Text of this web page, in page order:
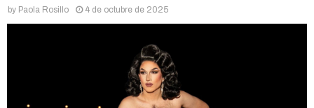
by Paola Rosillo 4 de octubre de 2025